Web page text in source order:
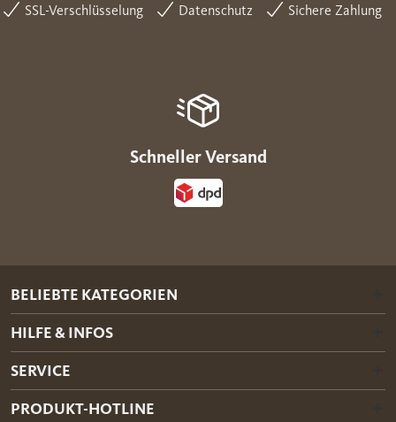
SSL-Verschlüsselung Datenschutz Sichere Zahlung
Schneller Versand
BELIEBTE KATEGORIEN
HILFE & INFOS
SERVICE
PRODUKT-HOTLINE